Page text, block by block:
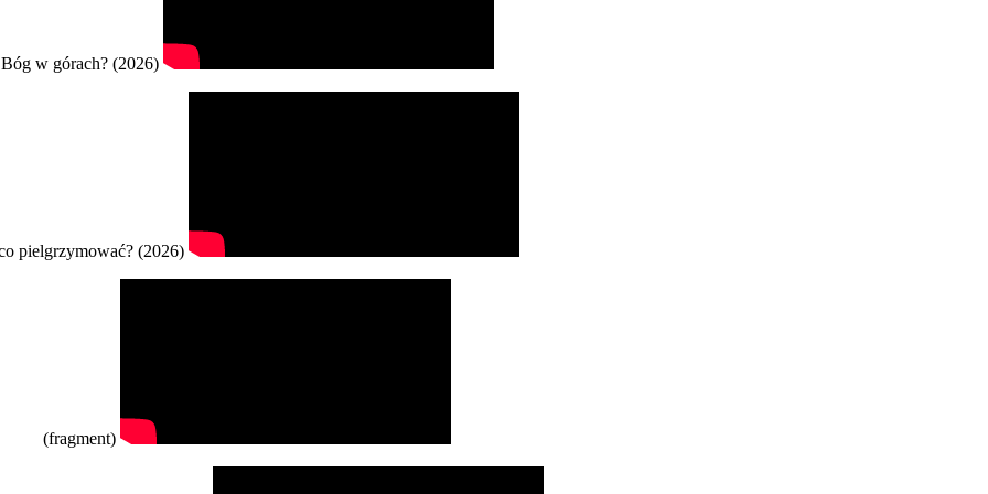
Bóg w górach? (2026)
pielgrzymować? (2026)
(fragment)